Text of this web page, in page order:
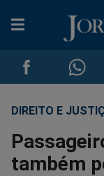
Compartilhar
no
no
DIREITO E
também